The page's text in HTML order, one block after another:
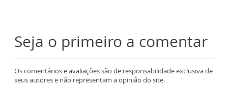
Seja o primeiro a comentar
Os comentários e avaliações são de responsabilidade exclusiva de
seus autores e não representam a opinião do site.